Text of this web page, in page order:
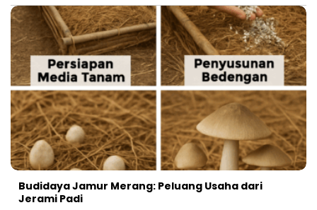
Budidaya Jamur Merang: Peluang Usaha dari
Jerami Padi